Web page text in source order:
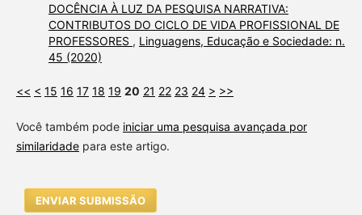
DOCÊNCIA À LUZ DA PESQUISA NARRATIVA:
CONTRIBUTOS DO CICLO DE VIDA PROFISSIONAL DE
PROFESSORES , Linguagens, Educação e Sociedade: n.
45 (2020)
<< < 15 16 17 18 19 20 21 22 23 24 > >>
Você também pode iniciar uma pesquisa avançada por
similaridadepara este artigo.
ENVIAR SUBMISSÃO